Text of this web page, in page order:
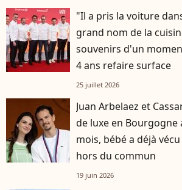
"Il a pris la voiture
grand nom de la
souvenirs d'un
4 ans refaire surface
25 juillet 2026
Juan Arbelaez et
de luxe en Bourgogne
mois, bébé a déjà
hors du commun
19 juin 2026